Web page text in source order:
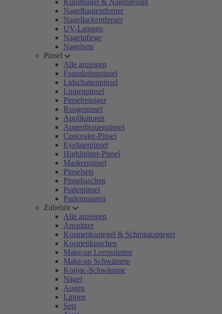
Kunstnägel & Nageldesign
Nagelhautentferner
Nagellackentferner
UV-Lampen
Nagelpflege
Nagelsets
Pinsel
Alle anzeigen
Foundationpinsel
Lidschattenpinsel
Lippenpinsel
Pinselreiniger
Rougepinsel
Applikatoren
Augenbrauenpinsel
Concealer-Pinsel
Eyelinerpinsel
Highlighter-Pinsel
Maskenpinsel
Pinselsets
Pinseltaschen
Puderpinsel
Puderquasten
Zubehör
Alle anzeigen
Anspitzer
Kosmetikspiegel & Schminkspiegel
Kosmetiktaschen
Make-up Leerpaletten
Make-up Schwämme
Konjac-Schwämme
Nägel
Augen
Lippen
Sets